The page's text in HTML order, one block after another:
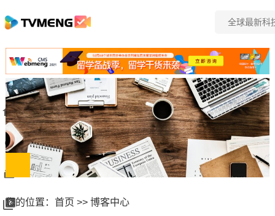
您的位置： 首页 >> 博客中心